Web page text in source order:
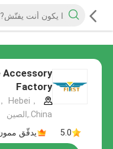
Accessory
Factory
Hebei，
China.,الصين
5.0
يدقّق